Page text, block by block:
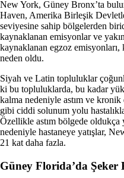
New York, Güney Bronx’ta
Haven, Amerika Birleşik
seviyesine sahip bölgelerden
kaynaklanan emisyonlar ve
kaynaklanan egzoz
neden oldu.
Siyah ve Latin topluluklar
ki bu topluluklarda, bu kadar
kalma nedeniyle astım ve
gibi ciddi solunum yolu
Özellikle astım bölgede oldukça
nedeniyle hastaneye yatışlar,
21 kat daha fazla.
Güney Florida’da Şeker